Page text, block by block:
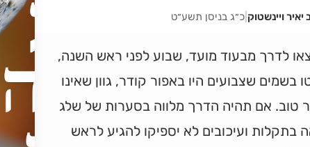
ויינשטוק כ״ג בניסן תשע״ט
לדרך מבעוד מועד, שבוע לפני ראש השנה,
בשמים שצבועים היו באפור קודר, גוון שאינו
טוב. אם תהיה הדרך מלווה בסערות של שלג
בתקלות ועיכובים לא יספיקו להגיע לראש